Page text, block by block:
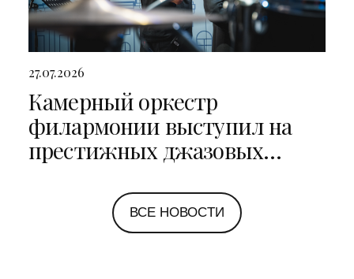
27.07.2026
Камерный оркестр
филармонии выступил на
престижных джазовых
Петербурге и Ярославле
ВСЕ НОВОСТИ